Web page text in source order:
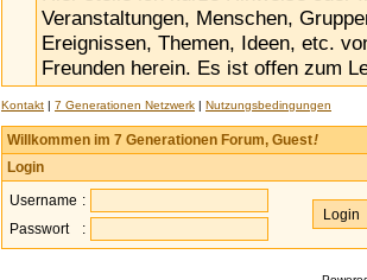
Veranstaltungen, Menschen,
Ereignissen, Themen, Ideen, etc.
Freunden herein. Es ist offen zum
Kontakt | 7 Generationen Netzwerk | Nutzungsbedingungen
Willkommen im 7 Generationen Forum, Guest!
Login
Username :
Passwort
: